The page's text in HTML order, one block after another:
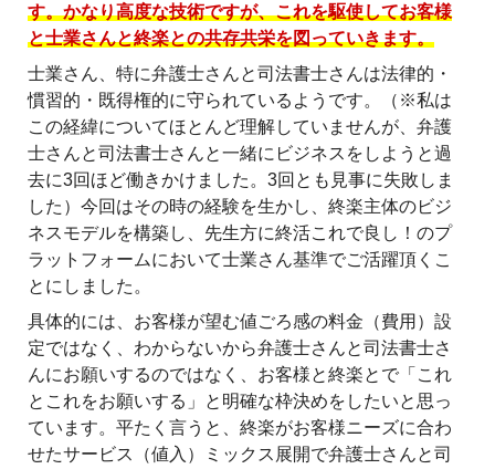
す。かなり高度な技術ですが、これを駆使してお客様
と士業さんと終楽との共存共栄を図っていきます。
士業さん、特に弁護士さんと司法書士さんは法律的・
慣習的・既得権的に守られているようです。（※私は
この経緯についてほとんど理解していませんが、弁護
士さんと司法書士さんと一緒にビジネスをしようと過
去に3回ほど働きかけました。3回とも見事に失敗しま
した）今回はその時の経験を生かし、終楽主体のビジ
ネスモデルを構築し、先生方に終活これで良し！のプ
ラットフォームにおいて士業さん基準でご活躍頂くこ
とにしました。
具体的には、お客様が望む値ごろ感の料金（費用）設
定ではなく、わからないから弁護士さんと司法書士さ
んにお願いするのではなく、お客様と終楽とで「これ
とこれをお願いする」と明確な枠決めをしたいと思っ
ています。平たく言うと、終楽がお客様ニーズに合わ
せたサービス（値入）ミックス展開で弁護士さんと司